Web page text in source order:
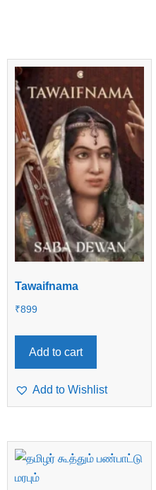
Tawaifnama
₹899
Add to cart
Add to Wishlist